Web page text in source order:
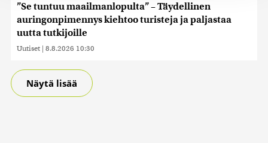
jaamme sosiaalisen median, mainosalan ja analytiikka-
alan kumppaneillemme tietoja siitä, miten käytät
sivustoamme. Kumppanimme voivat yhdistää näitä
tietoja muihin tietoihin, joita olet antanut heille tai joita on
saatetaan myös siirtää ulkomaille.
”Se tuntuu maailmanlopulta” – Täydellinen
auringonpimennys kiehtoo turisteja ja paljastaa
uutta tutkijoille
Uutiset | 8.8.2026 10:30
Näytä lisää